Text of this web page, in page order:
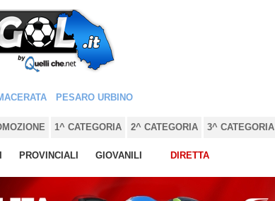
PESARO URBINO
1^ CATEGORIA 2^ CATEGORIA 3^ CATEGORIA
PROVINCIALI GIOVANILI DIRETTA